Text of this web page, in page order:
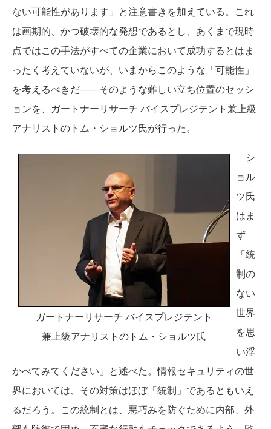
ない可能性があります」と注意書きを加えている。これ
は画期的、かつ破壊的な発想であるとし、あくまで現時
点ではこの手法がすべての企業において成功するとはま
ったく考えていないが、いまからこのような「可能性」
を考えるべきだ――そのような難しい立ち位置のセッシ
ョンを、ガートナーリサーチ バイスプレジテント兼上級
アナリストのトム・ショルツ氏が行った。
ガートナーリサーチ バイスプレジテント
兼上級アナリストのトム・ショルツ氏
シ
ョル
ツ氏
はま
ず
「統
制の
ない
世界
を思
い浮
かべてみてください」と述べた。情報セキュリティの世
界においては、その対策はほぼ「統制」であるともいえ
るだろう。この統制とは、悪巧みを防ぐために内部、外